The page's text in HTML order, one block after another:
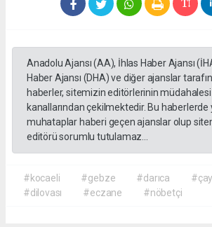
Anadolu Ajansı (AA), İhlas Haber Ajansı
Haber Ajansı (DHA) ve diğer ajanslar
haberler, sitemizin editörlerinin
kanallarından çekilmektedir. Bu haberlerde
muhataplar haberi geçen ajanslar olup
editörü sorumlu tutulamaz...
#kocaeli #gebze #darıca
#dilovası
#eczane #nöbetçi